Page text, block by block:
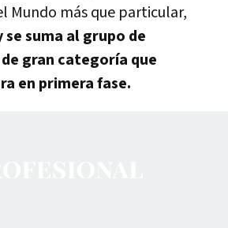
Mundo más que particular,
se suma al grupo de
gran categoría que
en primera fase.